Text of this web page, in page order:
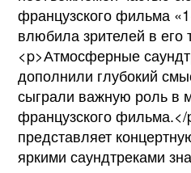
французского фильма
влюбила зрителей в его
<p>Атмосферные
дополнили глубокий
сыграли важную роль в
французского
представляет
яркими саундтреками